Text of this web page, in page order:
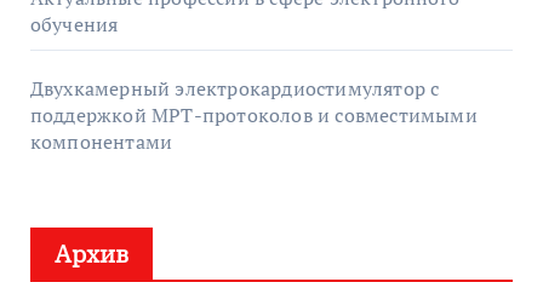
обучения
Двухкамерный электрокардиостимулятор с
поддержкой МРТ-протоколов и совместимыми
компонентами
Архив